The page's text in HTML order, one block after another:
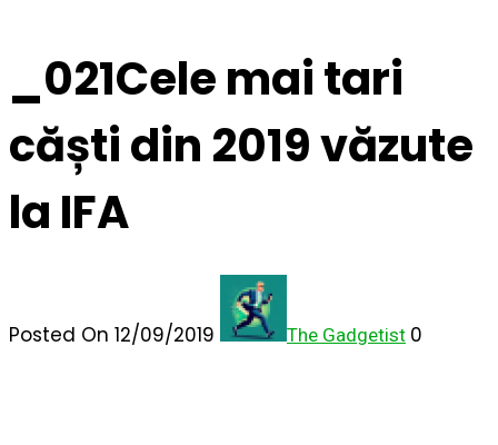
_021Cele mai tari
căști din 2019 văzute
la IFA
Posted On 12/09/2019 The Gadgetist 0